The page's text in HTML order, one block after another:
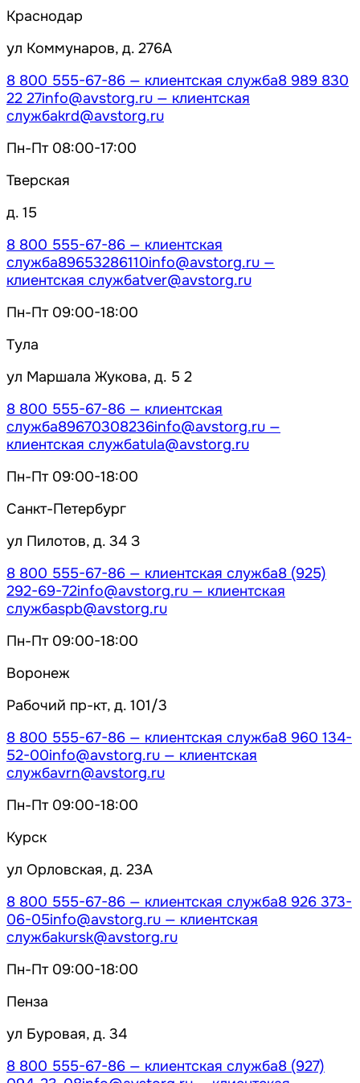
Краснодар
ул Коммунаров, д. 276А
8 800 555-67-86 — клиентская служба8 989 830
22 27info@avstorg.ru — клиентская
службаkrd@avstorg.ru
Пн-Пт 08:00-17:00
Тверская
д. 15
8 800 555-67-86 — клиентская
служба89653286110info@avstorg.ru —
клиентская службаtver@avstorg.ru
Пн-Пт 09:00-18:00
Тула
ул Маршала Жукова, д. 5 2
8 800 555-67-86 — клиентская
служба89670308236info@avstorg.ru —
клиентская службаtula@avstorg.ru
Пн-Пт 09:00-18:00
Санкт-Петербург
ул Пилотов, д. 34 З
8 800 555-67-86 — клиентская служба8 (925)
292-69-72info@avstorg.ru — клиентская
службаspb@avstorg.ru
Пн-Пт 09:00-18:00
Воронеж
Рабочий пр-кт, д. 101/3
8 800 555-67-86 — клиентская служба8 960 134-
52-00info@avstorg.ru — клиентская
службаvrn@avstorg.ru
Пн-Пт 09:00-18:00
Курск
ул Орловская, д. 23А
8 800 555-67-86 — клиентская служба8 926 373-
06-05info@avstorg.ru — клиентская
службаkursk@avstorg.ru
Пн-Пт 09:00-18:00
Пенза
ул Буровая, д. 34
8 800 555-67-86 — клиентская служба8 (927)